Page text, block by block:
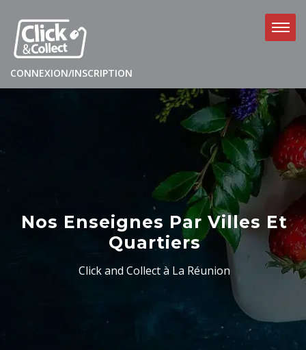
CONNEXION/INSCRIPTION
Nos Enseignes Par Villes Et
Quartiers
Click and Collect à La Réunion